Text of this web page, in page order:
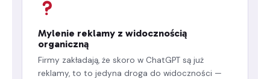
Mylenie reklamy z widocznością
organiczną
Firmy zakładają, że skoro w ChatGPT są już
reklamy, to to jedyna droga do widoczności —